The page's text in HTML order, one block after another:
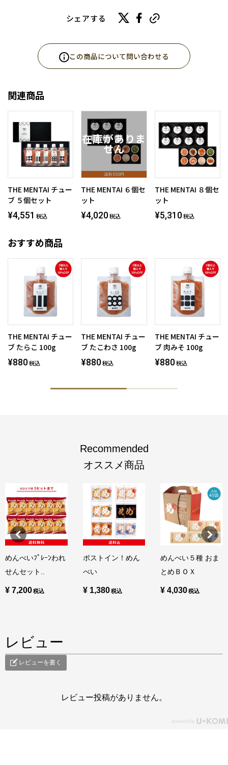
シェアする
この商品について問い合わせる
関連商品
THE MENTAI チュー
ブ ５個セット
¥4,551 税込
THE MENTAI ６個セ
ット
¥4,020 税込
THE MENTAI ８個セ
ット
¥5,310 税込
おすすめ商品
THE MENTAI チュー
ブ たらこ 100g
¥880 税込
THE MENTAI チュー
ブ たこわさ 100g
¥880 税込
THE MENTAI チュー
ブ 肉みそ 100g
¥880 税込
Recommended
オススメ商品
めんべいﾌﾟﾚｰﾝわれ
せんセット..
¥ 7,200
ポストイン！めん
べい
¥ 1,380
めんべい５種 おま
とめＢＯＸ
¥ 4,030
レビュー
レビューを書く
レビュー投稿がありません。